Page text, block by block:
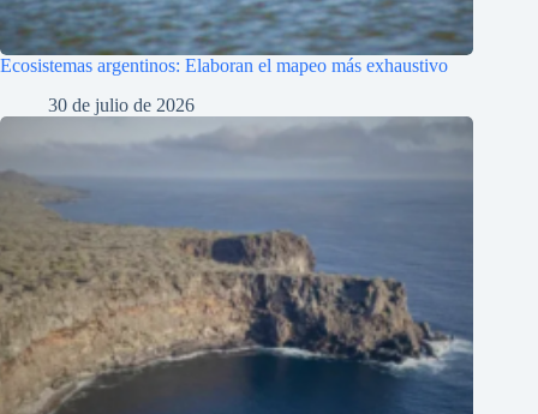
Ecosistemas argentinos: Elaboran el mapeo más exhaustivo
30 de julio de 2026